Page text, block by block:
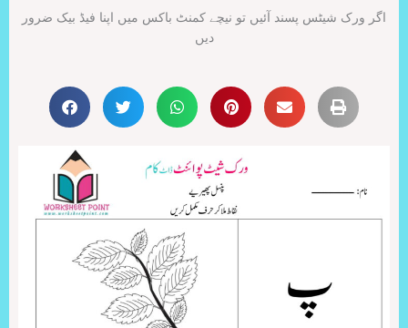
اگر ورک شیٹس پسند آئیں تو نیچے کمنٹ باکس میں اپنا فیڈ بیک ضرور
دیں